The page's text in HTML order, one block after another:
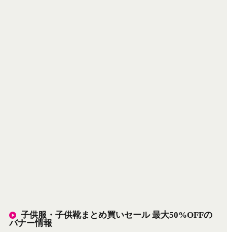
子供服・子供靴まとめ買いセール 最大50%OFFの
バナー情報